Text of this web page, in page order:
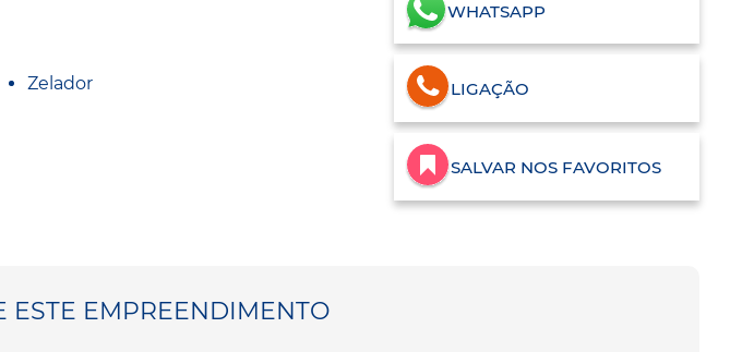
Zelador
WHATSAPP
LIGAÇÃO
SALVAR NOS FAVORITOS
ESTE EMPREENDIMENTO